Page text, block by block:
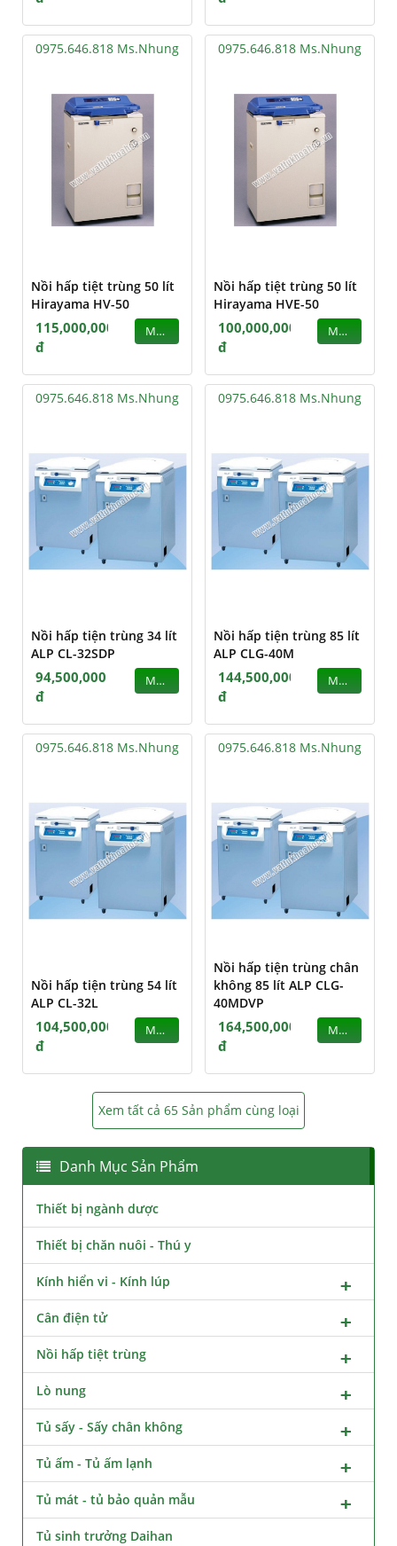
0975.646.818 Ms.Nhung
Nồi hấp tiệt trùng 50 lít
Hirayama HV-50
115,000,000
đ
MUA
0975.646.818 Ms.Nhung
Nồi hấp tiệt trùng 50 lít
Hirayama HVE-50
100,000,000
đ
MUA
0975.646.818 Ms.Nhung
Nồi hấp tiện trùng 34 lít
ALP CL-32SDP
94,500,000
đ
MUA
0975.646.818 Ms.Nhung
Nồi hấp tiện trùng 85 lít
ALP CLG-40M
144,500,000
đ
MUA
0975.646.818 Ms.Nhung
Nồi hấp tiện trùng 54 lít
ALP CL-32L
104,500,000
đ
MUA
0975.646.818 Ms.Nhung
Nồi hấp tiện trùng chân
không 85 lít ALP CLG-
40MDVP
164,500,000
đ
MUA
Xem tất cả 65 Sản phẩm cùng loại
Danh Mục Sản Phẩm
Thiết bị ngành dược
Thiết bị chăn nuôi - Thú y
Kính hiển vi - Kính lúp
Cân điện tử
Nồi hấp tiệt trùng
Lò nung
Tủ sấy - Sấy chân không
Tủ ấm - Tủ ấm lạnh
Tủ mát - tủ bảo quản mẫu
Tủ sinh trưởng Daihan